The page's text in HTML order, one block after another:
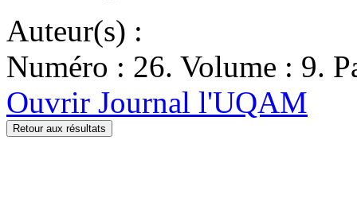
Auteur(s) :
Numéro : 26. Volume : 9.
Ouvrir Journal l'UQAM
Retour aux résultats